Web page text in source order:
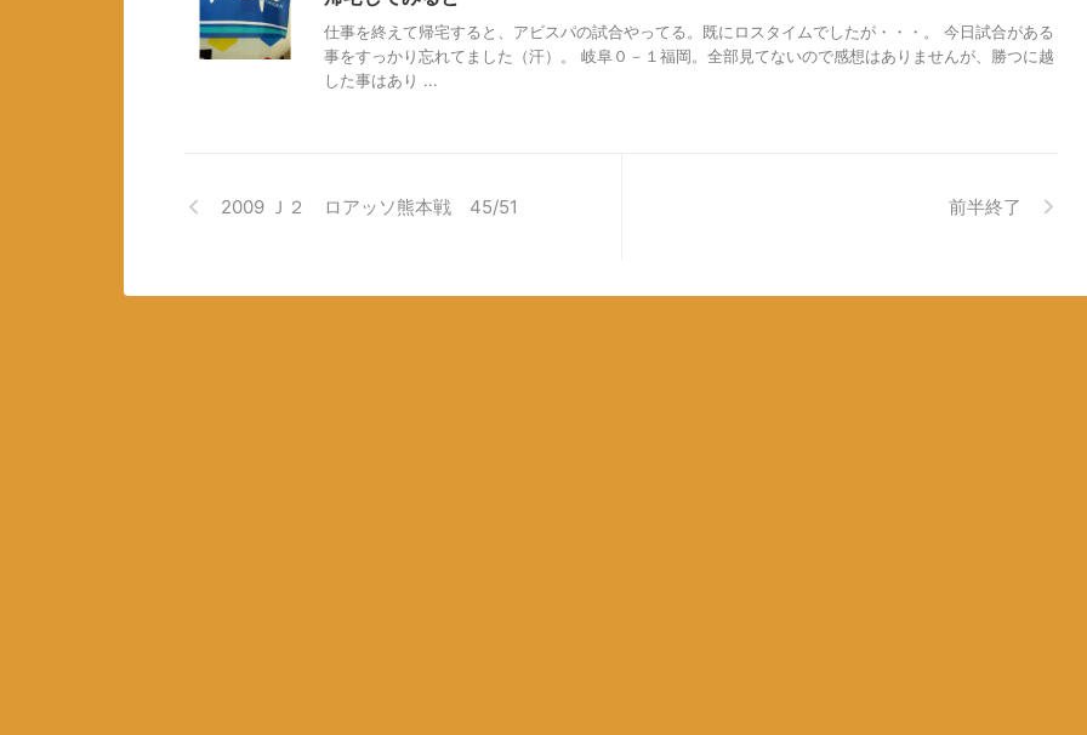
仕事を終えて帰宅すると、アビスパの試合やってる。既にロスタイムでしたが・・・。 今日試合がある
事をすっかり忘れてました（汗）。 岐阜０－１福岡。全部見てないので感想はありませんが、勝つに越
した事はあり ...
2009 Ｊ２ ロアッソ熊本戦 45/51 前半終了